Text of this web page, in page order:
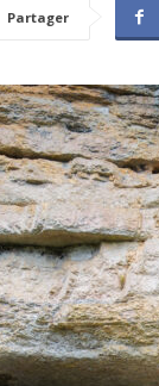
Partager